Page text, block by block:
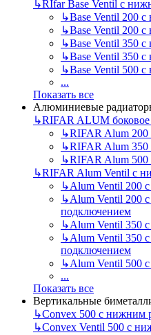
↳RIfar Base Ventil с
↳Base Ventil 200
↳Base Ventil 200
↳Base Ventil 350
↳Base Ventil 350
↳Base Ventil 500
...
Показать все
Алюминиевые
↳RIFAR ALUM
↳RIFAR Alum 200
↳RIFAR Alum 350
↳RIFAR Alum 500
↳RIFAR Alum Ventil с
↳Alum Ventil 200
↳Alum Ventil 200
подключением
↳Alum Ventil 350
↳Alum Ventil 350
подключением
↳Alum Ventil 500
...
Показать все
Вертикальные
↳Convex 500 с нижним
↳Convex Ventil 500 с